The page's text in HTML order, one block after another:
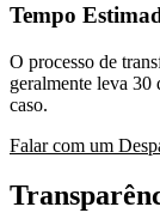
Tempo
O processo de
geralmente leva 30
caso.
Falar com um